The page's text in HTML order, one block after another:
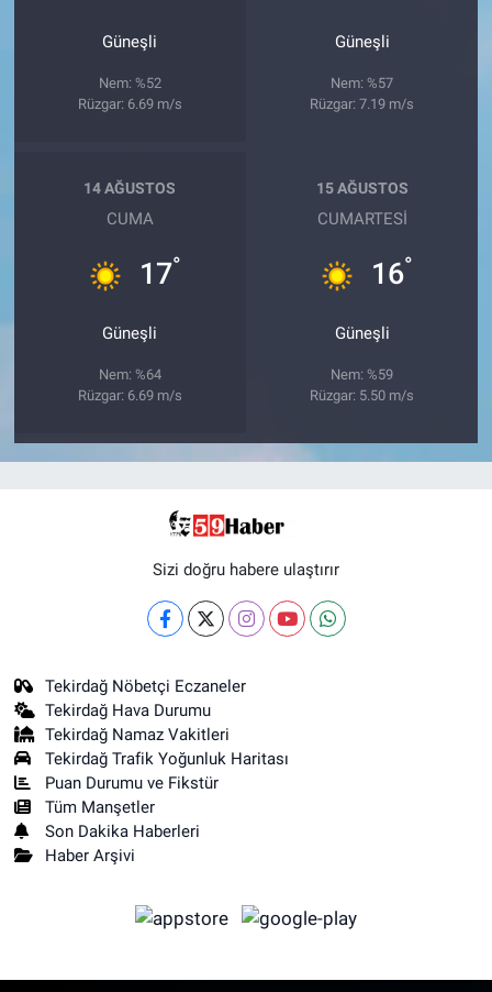
Güneşli
Nem: %52
Rüzgar: 6.69 m/s
Güneşli
Nem: %57
Rüzgar: 7.19 m/s
14 AĞUSTOS
CUMA
17°
Güneşli
Nem: %64
Rüzgar: 6.69 m/s
15 AĞUSTOS
CUMARTESI
16°
Güneşli
Nem: %59
Rüzgar: 5.50 m/s
Sizi doğru habere ulaştırır
Tekirdağ Nöbetçi Eczaneler
Tekirdağ Hava Durumu
Tekirdağ Namaz Vakitleri
Tekirdağ Trafik Yoğunluk Haritası
Puan Durumu ve Fikstür
Tüm Manşetler
Son Dakika Haberleri
Haber Arşivi